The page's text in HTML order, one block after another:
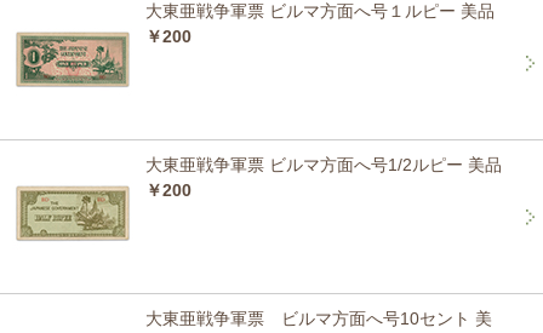
大東亜戦争軍票 ビルマ方面へ号１ルピー 美品
￥200
大東亜戦争軍票 ビルマ方面へ号1/2ルピー 美品
￥200
大東亜戦争軍票 ビルマ方面へ号10セント 美